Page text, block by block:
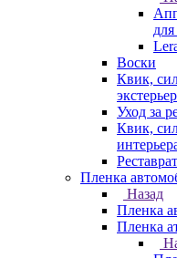
Воски
Квик,
Уход за
Квик,
Пленка
Назад
Пленка
Пленка